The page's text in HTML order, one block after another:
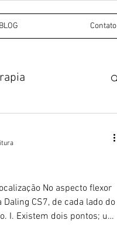
BLOG Contato
No aspecto flexor
CS7, de cada lado do
I. Existem dois pontos; um